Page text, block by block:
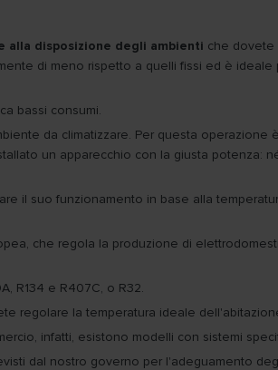
alla disposizione degli ambienti che dovete
di meno rispetto a quelli fissi ed è
bassi consumi.
da climatizzare. Per questa operazione è
un apparecchio con la giusta potenza:
il suo funzionamento in base alla
che regola la produzione di
R134 e R407C, o R32.
regolare la temperatura ideale
infatti, esistono modelli con sistemi
dal nostro governo per l'adeguamento